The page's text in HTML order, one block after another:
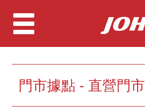
門市據點 - 直營門市